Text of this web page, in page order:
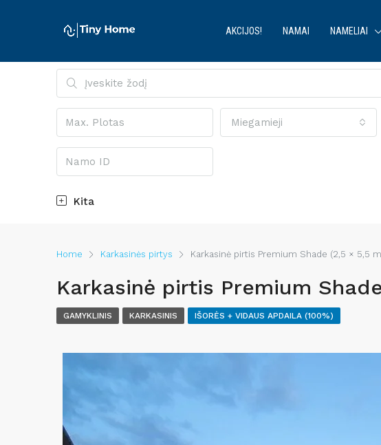
AKCIJOS! NAMAI NAMELIAI
Miegamieji
Kita
Home Karkasinės pirtys Karkasinė pirtis Premium Shade (2,5 × 5,5
Karkasinė pirtis Premium
GAMYKLINIS KARKASINIS IŠORĖS + VIDAUS APDAILA (100%)